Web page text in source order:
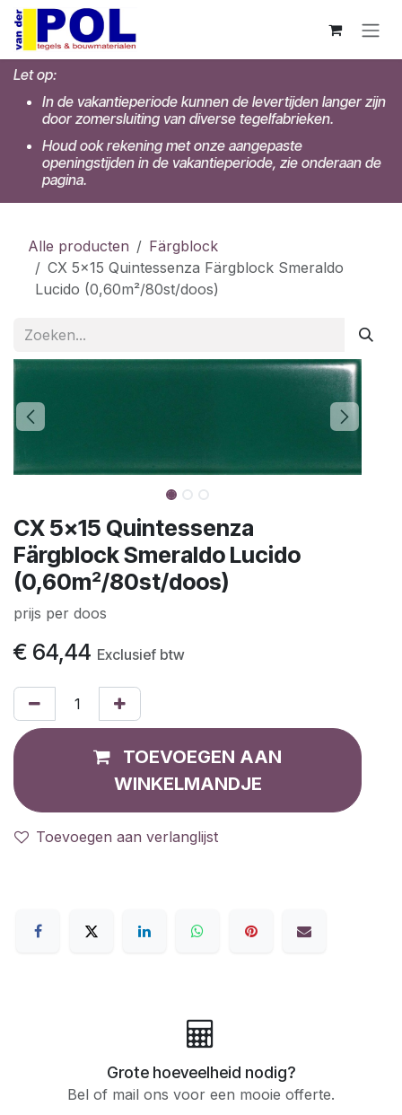
Overslaan naar inhoud
Let op:
In de vakantieperiode kunnen de levertijden langer zijn
door zomersluiting van diverse tegelfabrieken.
Houd ook rekening met onze aangepaste
openingstijden in de vakantieperiode, zie onderaan de
pagina.
Alle producten
Färgblock
CX 5x15 Quintessenza Färgblock Smeraldo
Lucido (0,60m²/80st/doos)
CX 5x15 Quintessenza
Färgblock Smeraldo Lucido
(0,60m²/80st/doos)
prijs per doos
€ 64,44 Exclusief btw
TOEVOEGEN AAN
WINKELMANDJE
Toevoegen aan verlanglijst
Grote hoeveelheid nodig?
Bel of mail ons voor een mooie offerte.